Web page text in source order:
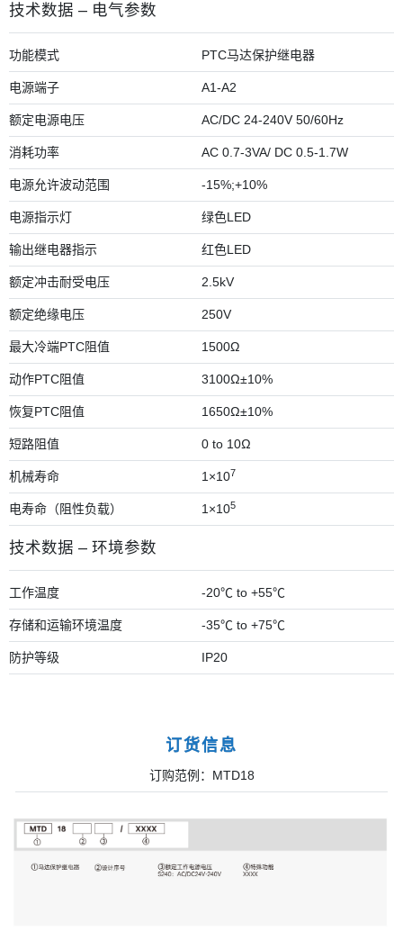
技术数据 – 电气参数
功能模式 PTC马达保护继电器
电源端子 A1-A2
额定电源电压 AC/DC 24-240V 50/60Hz
消耗功率 AC 0.7-3VA/ DC 0.5-1.7W
电源允许波动范围 -15%;+10%
电源指示灯 绿色LED
输出继电器指示 红色LED
额定冲击耐受电压 2.5kV
额定绝缘电压 250V
最大冷端PTC阻值 1500Ω
动作PTC阻值 3100Ω±10%
恢复PTC阻值 1650Ω±10%
短路阻值 0 to 10Ω
机械寿命 1×107
电寿命（阻性负载） 1×105
技术数据 – 环境参数
工作温度 -20℃ to +55℃
存储和运输环境温度 -35℃ to +75℃
防护等级 IP20
订货信息
订购范例：MTD18